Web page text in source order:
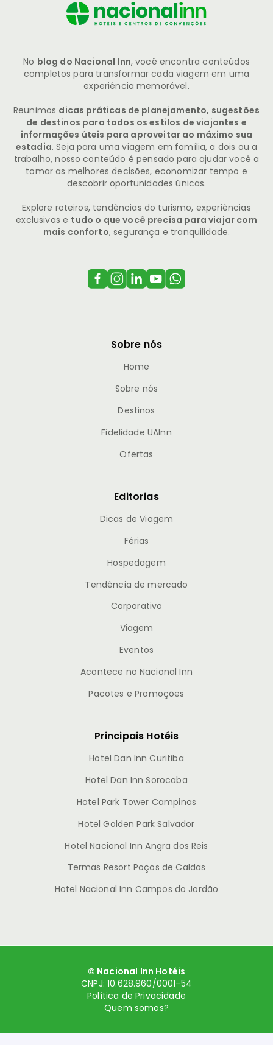
No blog do Nacional Inn, você encontra conteúdos
completos para transformar cada viagem em uma
experiência memorável.
Reunimos dicas práticas de planejamento, sugestões
de destinos para todos os estilos de viajantes e
informações úteis para aproveitar ao máximo sua
estadia. Seja para uma viagem em família, a dois ou a
trabalho, nosso conteúdo é pensado para ajudar você a
tomar as melhores decisões, economizar tempo e
descobrir oportunidades únicas.
Explore roteiros, tendências do turismo, experiências
exclusivas e tudo o que você precisa para viajar com
mais conforto, segurança e tranquilidade.
Sobre nós
Home
Sobre nós
Destinos
Fidelidade UAInn
Ofertas
Editorias
Dicas de Viagem
Férias
Hospedagem
Tendência de mercado
Corporativo
Viagem
Eventos
Acontece no Nacional Inn
Pacotes e Promoções
Principais Hotéis
Hotel Dan Inn Curitiba
Hotel Dan Inn Sorocaba
Hotel Park Tower Campinas
Hotel Golden Park Salvador
Hotel Nacional Inn Angra dos Reis
Termas Resort Poços de Caldas
Hotel Nacional Inn Campos do Jordão
© Nacional Inn Hotéis
CNPJ: 10.628.960/0001-54
Política de Privacidade
Quem somos?